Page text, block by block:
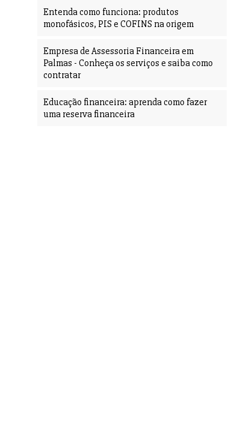
Entenda como funciona: produtos
monofásicos, PIS e COFINS na origem
Empresa de Assessoria Financeira em
Palmas - Conheça os serviços e saiba como
contratar
Educação financeira: aprenda como fazer
uma reserva financeira